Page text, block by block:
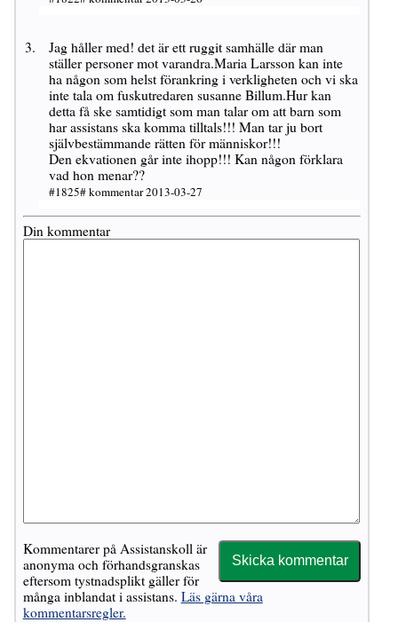
Jag håller med! det är ett ruggit samhälle där man
ställer personer mot varandra.Maria Larsson kan inte
ha någon som helst förankring i verkligheten och vi ska
inte tala om fuskutredaren susanne Billum.Hur kan
detta få ske samtidigt som man talar om att barn som
har assistans ska komma tilltals!!! Man tar ju bort
självbestämmande rätten för människor!!!
Den ekvationen går inte ihopp!!! Kan någon förklara
vad hon menar??
#1825# kommentar 2013-03-27
Din kommentar
Kommentarer på Assistanskoll är
anonyma och förhandsgranskas
eftersom tystnadsplikt gäller för
många inblandat i assistans. Läs gärna våra
kommentarsregler.